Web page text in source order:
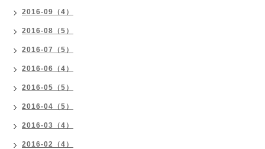
2016-09（4）
2016-08（5）
2016-07（5）
2016-06（4）
2016-05（5）
2016-04（5）
2016-03（4）
2016-02（4）